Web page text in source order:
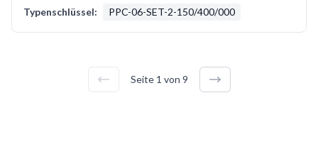
Typenschlüssel:
PPC-06-SET-2-150/400/000
Seite 1 von 9